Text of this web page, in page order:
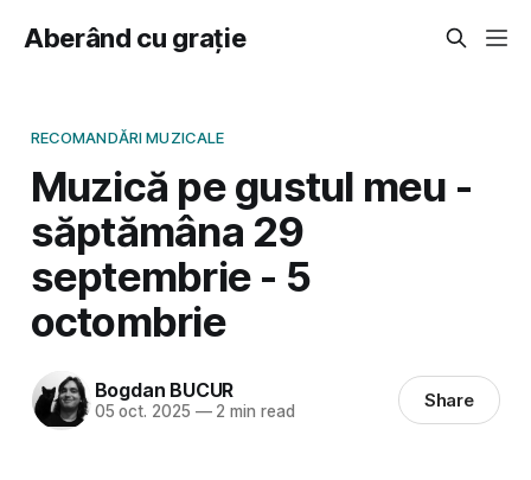
Aberând cu grație
RECOMANDĂRI MUZICALE
Muzică pe gustul meu -
săptămâna 29
septembrie - 5
octombrie
Bogdan BUCUR
05 oct. 2025 —2 min read Share